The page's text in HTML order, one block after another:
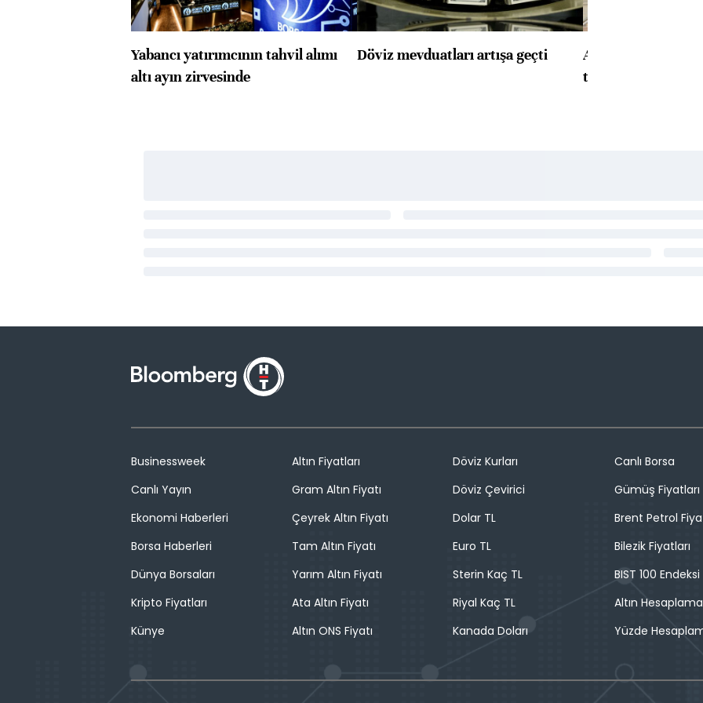
Yabancı yatırımcının tahvil alımı
altı ayın zirvesinde
Döviz mevduatları artışa geçti
ABD'de konut
toparlandı
Businessweek
Canlı Yayın
Ekonomi Haberleri
Borsa Haberleri
Dünya Borsaları
Kripto Fiyatları
Künye
Altın Fiyatları
Gram Altın Fiyatı
Çeyrek Altın Fiyatı
Tam Altın Fiyatı
Yarım Altın Fiyatı
Ata Altın Fiyatı
Altın ONS Fiyatı
Döviz Kurları
Döviz Çevirici
Dolar TL
Euro TL
Sterin Kaç TL
Riyal Kaç TL
Kanada Doları
Canlı Borsa
Gümüş Fiyatları
Brent Petrol
Bilezik Fiyatları
BIST 100 Endeksi
Altın Hesaplama
Yüzde